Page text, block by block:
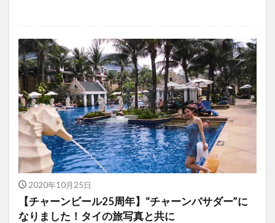
2020年10月25日
【チャーンビール25周年】“チャーンバサダー”に
なりました！タイの旅写真と共に